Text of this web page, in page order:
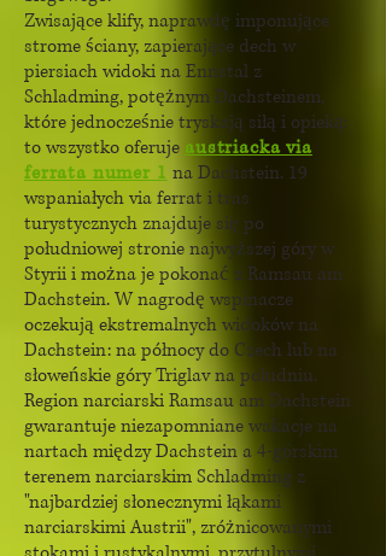
Zwisające klify, naprawdę imponujące
strome ściany, zapierające dech w
piersiach widoki na Ennstal z
Schladming, potężnym Dachsteinem,
które jednocześnie tryskają siłą i opieką:
to wszystko oferuje austriacka via
ferrata numer 1 na Dachstein. 19
wspaniałych via ferrat i tras
turystycznych znajduje się po
południowej stronie najwyższej góry w
Styrii i można je pokonać z Ramsau am
Dachstein. W nagrodę wspinacze
oczekują ekstremalnych widoków na
Dachstein: na północy do Czech lub na
słoweńskie góry Triglav na południu.
Region narciarski Ramsau am Dachstein
gwarantuje niezapomniane wakacje na
nartach między Dachstein a 4-górskim
terenem narciarskim Schladming z
"najbardziej słonecznymi łąkami
narciarskimi Austrii", zróżnicowanymi